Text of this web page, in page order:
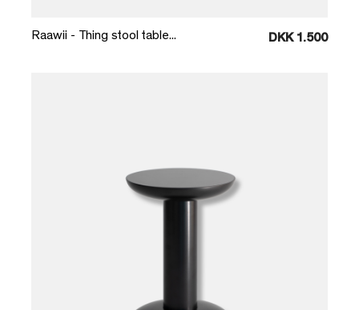
Raawii - Thing stool table... DKK 1.500